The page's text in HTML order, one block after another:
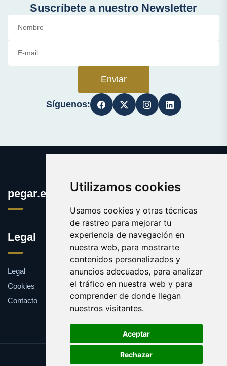
Utilizamos cookies
Usamos cookies y otras técnicas
de rastreo para mejorar tu
experiencia de navegación en
nuestra web, para mostrarte
contenidos personalizados y
anuncios adecuados, para analizar
el tráfico en nuestra web y para
comprender de donde llegan
nuestros visitantes.
Aceptar
Rechazar
Suscríbete a nuestro Newsletter
Enviar
Síguenos:
pegar.es
Legal
Legal
Cookies
Contacto
Update cookies preferences